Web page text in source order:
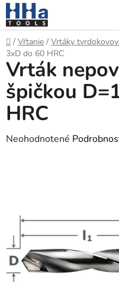
Prejsť
na
obsah
Domov
/ Vŕtanie / Vrtáky
3xD do 60 HRC
Vrták
špičkou
HRC
Priemerné
hviezdičiek.
Neohodnotené